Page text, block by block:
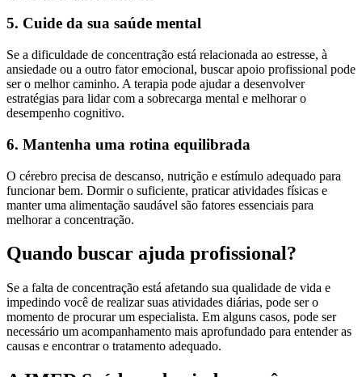
5. Cuide da sua saúde mental
Se a dificuldade de concentração está relacionada ao estresse, à
ansiedade ou a outro fator emocional, buscar apoio profissional pode
ser o melhor caminho. A terapia pode ajudar a desenvolver
estratégias para lidar com a sobrecarga mental e melhorar o
desempenho cognitivo.
6. Mantenha uma rotina equilibrada
O cérebro precisa de descanso, nutrição e estímulo adequado para
funcionar bem. Dormir o suficiente, praticar atividades físicas e
manter uma alimentação saudável são fatores essenciais para
melhorar a concentração.
Quando buscar ajuda profissional?
Se a falta de concentração está afetando sua qualidade de vida e
impedindo você de realizar suas atividades diárias, pode ser o
momento de procurar um especialista. Em alguns casos, pode ser
necessário um acompanhamento mais aprofundado para entender as
causas e encontrar o tratamento adequado.